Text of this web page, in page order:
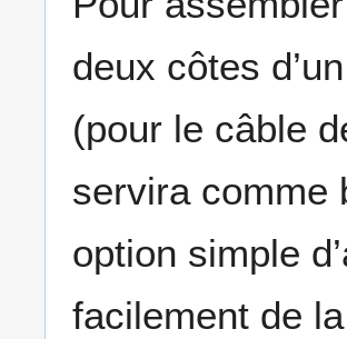
deux côtes
(pour le câble
servira comme
option simple
facilement de